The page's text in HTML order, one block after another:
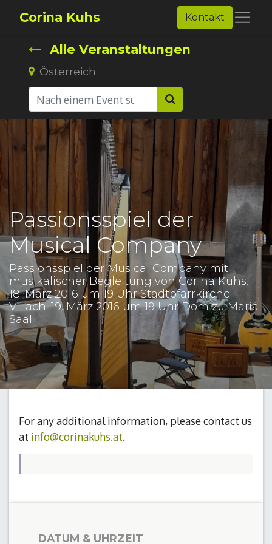
Corina Kuhs Kontakt
Alle Veranstaltungen
Österreich
Passionsspiel der
Musical Company
Passionsspiel der Musical Company mit
musikalischer Begleitung von Corina Kuhs.
18. März 2016 um 19 Uhr Stadtpfarrkirche
Villach. 19. März 2016 um 19 Uhr Dom zu Maria
Saal
For any additional information, please contact us
at info@corinakuhs.at.
DATUM & UHRZEIT